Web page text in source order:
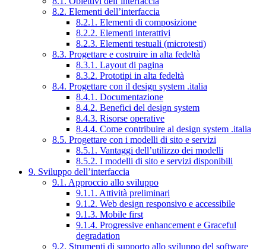
8.2. Elementi dell’interfaccia
8.2.1. Elementi di composizione
8.2.2. Elementi interattivi
8.2.3. Elementi testuali (microtesti)
8.3. Progettare e costruire in alta fedeltà
8.3.1. Layout di pagina
8.3.2. Prototipi in alta fedeltà
8.4. Progettare con il design system .italia
8.4.1. Documentazione
8.4.2. Benefici del design system
8.4.3. Risorse operative
8.4.4. Come contribuire al design system .italia
8.5. Progettare con i modelli di sito e servizi
8.5.1. Vantaggi dell’utilizzo dei modelli
8.5.2. I modelli di sito e servizi disponibili
9. Sviluppo dell’interfaccia
9.1. Approccio allo sviluppo
9.1.1. Attività preliminari
9.1.2. Web design responsivo e accessibile
9.1.3. Mobile first
9.1.4. Progressive enhancement e Graceful
degradation
9.2. Strumenti di supporto allo sviluppo del software